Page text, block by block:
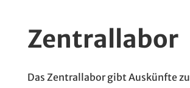
Zentrallabor
Das Zentrallabor gibt Auskünfte zu